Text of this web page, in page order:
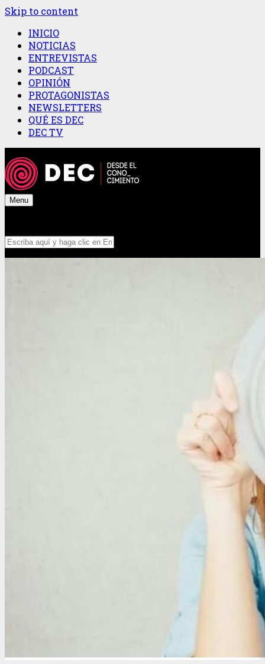
Skip to content
INICIO
NOTICIAS
ENTREVISTAS
PODCAST
OPINIÓN
PROTAGONISTAS
NEWSLETTERS
QUÉ ES DEC
DEC TV
Menu